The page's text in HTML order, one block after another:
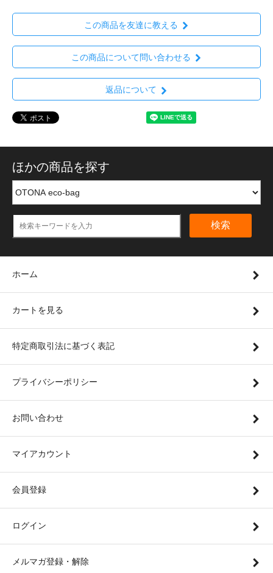
この商品を友達に教える
この商品について問い合わせる
返品について
ほかの商品を探す
検索
ホーム
カートを見る
特定商取引法に基づく表記
プライバシーポリシー
お問い合わせ
マイアカウント
会員登録
ログイン
メルマガ登録・解除